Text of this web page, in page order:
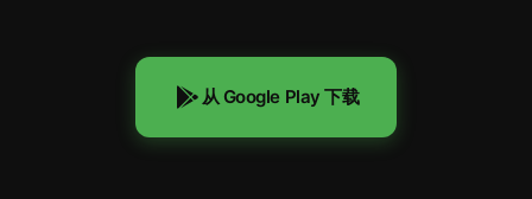
从 Google Play 下载